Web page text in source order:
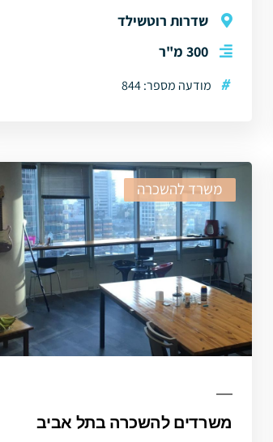
שדרות רוטשילד
300 מ"ר
# מודעה מספר: 844
משרד להשכרה
משרדים להשכרה בתל אביב